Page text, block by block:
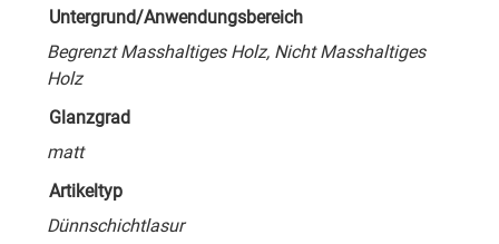
Untergrund/Anwendungsbereich
Begrenzt Masshaltiges Holz, Nicht Masshaltiges
Holz
Glanzgrad
matt
Artikeltyp
Dünnschichtlasur